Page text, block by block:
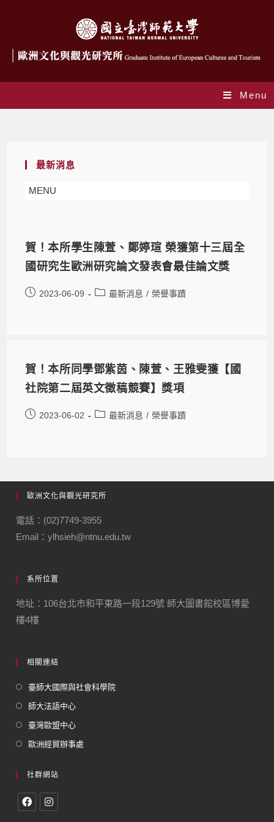
Menu
最新消息
MENU
賀！本所學生陳萱、鄭婷瑄 榮獲第十三屆全
國研究生歐洲研究論文發表會最佳論文獎
2023-06-09 最新消息 / 榮譽事蹟
賀！本所同學鄧紫茵、陳萱、王雅雯獲【國
社院第二屆英文徵稿競賽】獎項
2023-06-02 最新消息 / 榮譽事蹟
歐洲文化與觀光研究所
電話：(02)7749-3955
Email：ylhsieh@ntnu.edu.tw
系所位置
地址：106台北市和平東路一段129號 師大圖書館校區博愛
樓4樓
相關連結
臺師大國際與社會科學院
師大法語中心
臺灣歐盟中心
歐洲經貿辦事處
社群網站